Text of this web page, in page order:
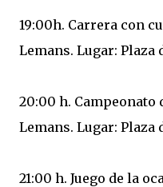
19:00h. Carrera con
Lemans. Lugar: Plaza
20:00 h. Campeonato
Lemans. Lugar: Plaza
21:00 h. Juego de la